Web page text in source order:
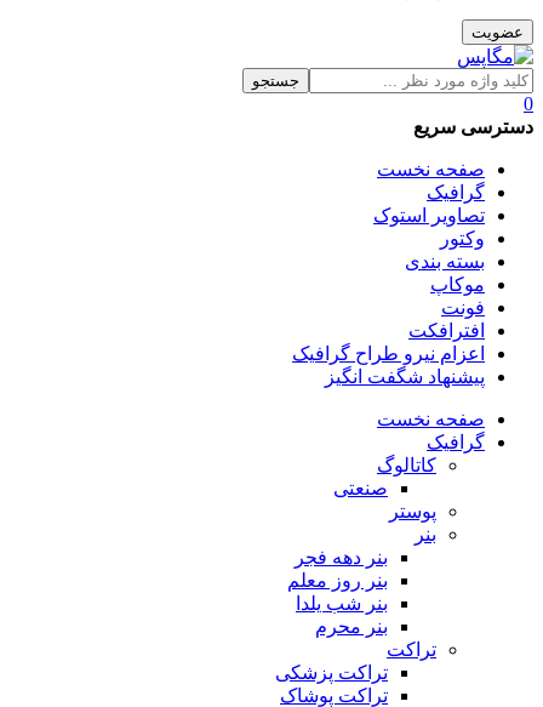
جستجو
0
دسترسی سریع
صفحه نخست
گرافیک
تصاویر استوک
وکتور
بسته بندی
موکاپ
فونت
افترافکت
اعزام نیرو طراح گرافیک
پیشنهاد شگفت انگیز
صفحه نخست
گرافیک
کاتالوگ
صنعتی
پوستر
بنر
بنر دهه فجر
بنر روز معلم
بنر شب یلدا
بنر محرم
تراکت
تراکت پزشکی
تراکت پوشاک